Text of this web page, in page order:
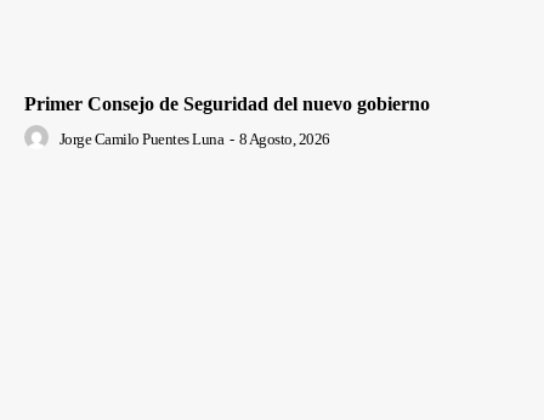
Primer Consejo de Seguridad del nuevo gobierno
Jorge Camilo Puentes Luna - 8 Agosto, 2026